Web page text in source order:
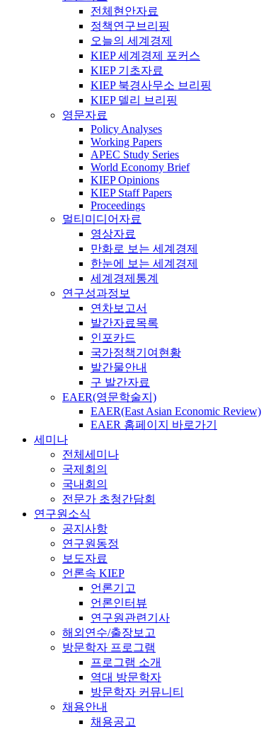
전체현안자료
정책연구브리핑
오늘의 세계경제
KIEP 세계경제 포커스
KIEP 기초자료
KIEP 북경사무소 브리핑
KIEP 델리 브리핑
영문자료
Policy Analyses
Working Papers
APEC Study Series
World Economy Brief
KIEP Opinions
KIEP Staff Papers
Proceedings
멀티미디어자료
영상자료
만화로 보는 세계경제
한눈에 보는 세계경제
세계경제통계
연구성과정보
연차보고서
발간자료목록
인포카드
국가정책기여현황
발간물안내
구 발간자료
EAER(영문학술지)
EAER(East Asian Economic Review)
EAER 홈페이지 바로가기
세미나
전체세미나
국제회의
국내회의
전문가 초청간담회
연구원소식
공지사항
연구원동정
보도자료
언론속 KIEP
언론기고
언론인터뷰
연구원관련기사
해외연수/출장보고
방문학자 프로그램
프로그램 소개
역대 방문학자
방문학자 커뮤니티
채용안내
채용공고